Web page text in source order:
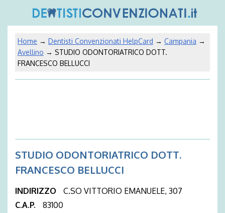
Home → Dentisti Convenzionati HelpCard → Campania →
Avellino → STUDIO ODONTORIATRICO DOTT.
FRANCESCO BELLUCCI
STUDIO ODONTORIATRICO DOTT.
FRANCESCO BELLUCCI
INDIRIZZO
C.SO VITTORIO EMANUELE, 307
C.A.P.
83100